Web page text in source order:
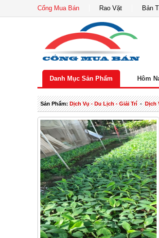
Cổng Mua Bán Rao Vặt Bản
Danh Mục Sản Phẩm Hôm
Sản Phẩm:Dịch Vụ - Du Lịch - Giải Trí-Dịch